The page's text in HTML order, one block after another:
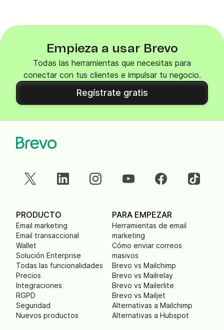
Empieza a usar Brevo
Todas las herramientas que necesitas para
conectar con tus clientes e impulsar tu negocio.
Regístrate gratis
PRODUCTO
Email marketing
Email transaccional
Wallet
Solución Enterprise
Todas las funcionalidades
Precios
Integraciones
RGPD
Seguridad
Nuevos productos
PARA EMPEZAR
Herramientas de email
marketing
Cómo enviar correos
masivos
Brevo vs Mailchimp
Brevo vs Mailrelay
Brevo vs Mailerlite
Brevo vs Mailjet
Alternativas a Mailchimp
Alternativas a Hubspot